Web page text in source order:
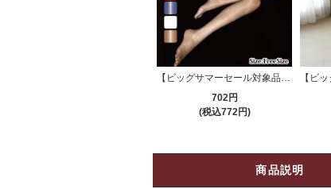
【ビッグサマーセール対象品】ストッキング(STOCKING) 511
702円
(税込772円)
商品説明